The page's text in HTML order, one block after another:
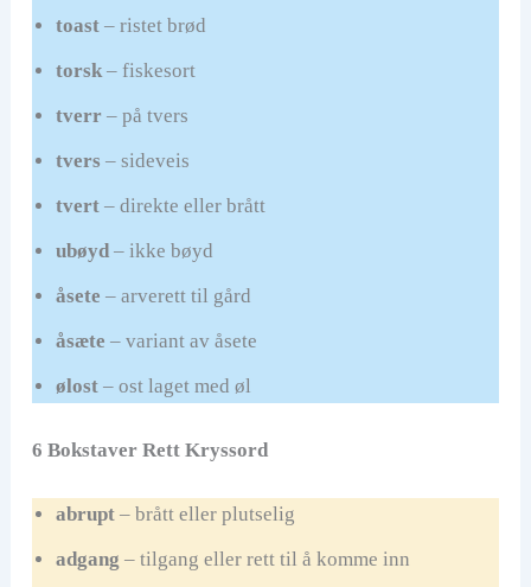
toast– ristet brød
torsk– fiskesort
tverr – på tvers
tvers – sideveis
tvert– direkte eller brått
ubøyd– ikke bøyd
åsete – arverett til gård
åsæte – variant av åsete
ølost– ost laget med øl
6 Bokstaver Rett Kryssord
abrupt– brått eller plutselig
adgang – tilgang eller rett til å komme inn